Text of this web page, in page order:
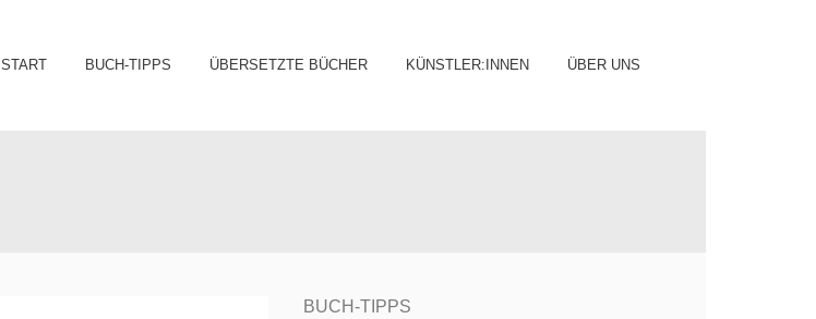
Skip
START BUCH-TIPPS ÜBERSETZTE BÜCHER KÜNSTLER:INNEN ÜBER UNS
BUCH-TIPPS